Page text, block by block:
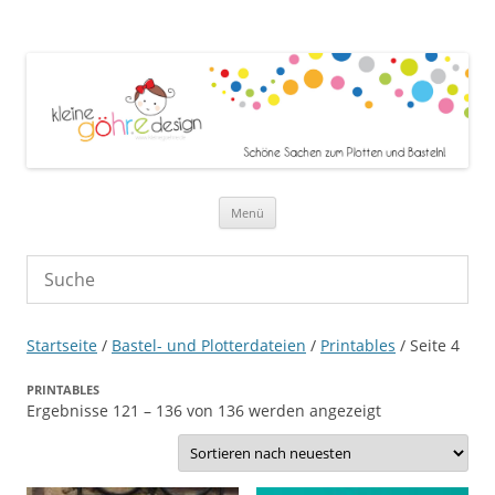
Menü
Startseite / Bastel- und Plotterdateien / Printables / Seite 4
PRINTABLES
Ergebnisse 121 – 136 von 136 werden angezeigtNach
sortiert